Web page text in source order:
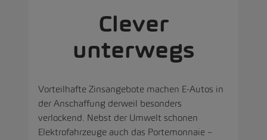
Clever
unterwegs
Vorteilhafte Zinsangebote machen E-Autos in
der Anschaffung derweil besonders
verlockend. Nebst der Umwelt schonen
Elektrofahrzeuge auch das Portemonnaie –